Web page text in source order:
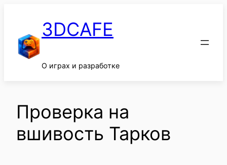
содержимому3DCAFE
О играх и разработке
Проверка на
вшивость Тарков